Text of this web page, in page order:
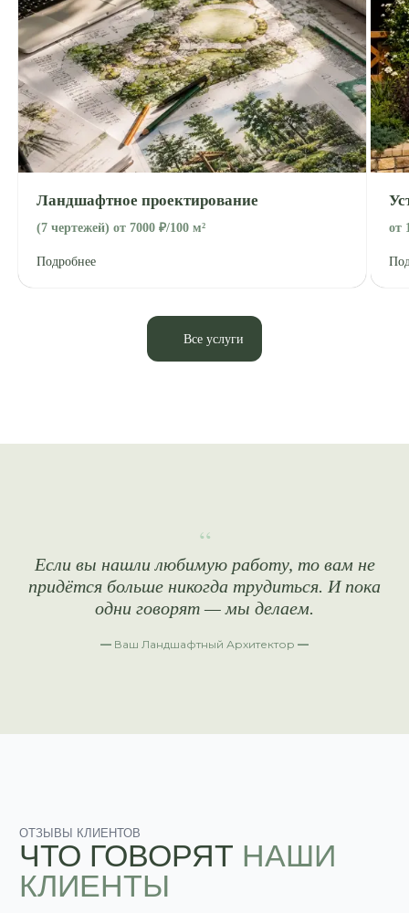
Ландшафтное проектирование
(7 чертежей) от 7000 ₽/100 м²
Подробнее
от
Все услуги
“
Если вы нашли любимую работу, то вам не
придётся больше никогда трудиться. И пока
одни говорят — мы делаем.
— Ваш Ландшафтный Архитектор —
Политика конфиденциальности